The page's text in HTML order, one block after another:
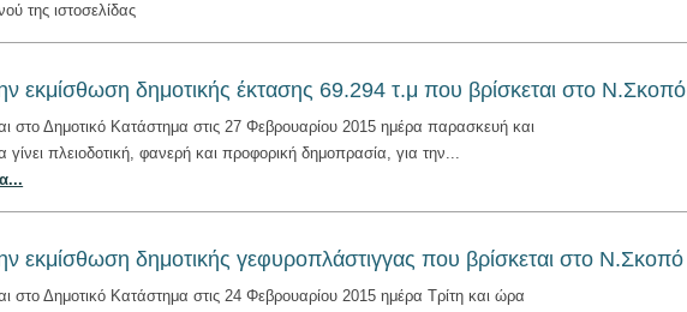
της ιστοσελίδας
εκμίσθωση δημοτικής έκτασης 69.294 τ.μ που βρίσκεται στο Ν.Σκοπό
στο Δημοτικό Κατάστημα στις 27 Φεβρουαρίου 2015 ημέρα παρασκευή και
πλειοδοτική, φανερή και προφορική δημοπρασία, για την...
εκμίσθωση δημοτικής γεφυροπλάστιγγας που βρίσκεται στο Ν.Σκοπό
στο Δημοτικό Κατάστημα στις 24 Φεβρουαρίου 2015 ημέρα Τρίτη και ώρα